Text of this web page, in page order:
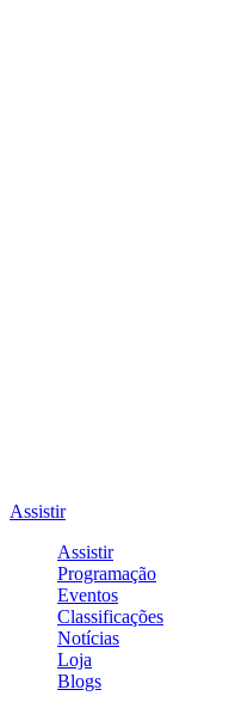
Assistir
Assistir
Programação
Eventos
Classificações
Notícias
Loja
Blogs